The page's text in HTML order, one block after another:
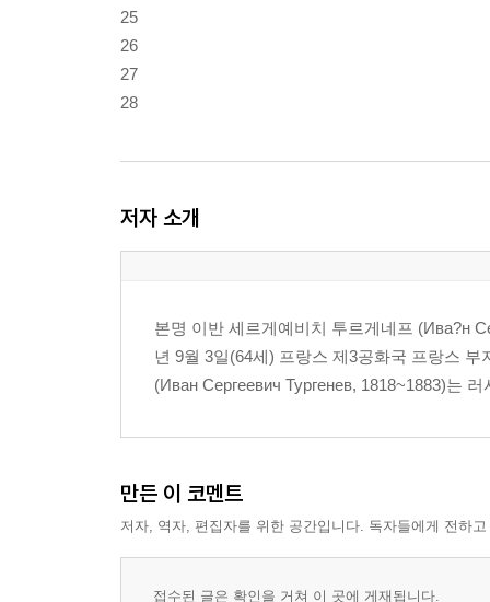
25
26
27
28
저자 소개
본명 이반 세르게예비치 투르게네프 (Ива?н
년 9월 3일(64세) 프랑스 제3공화국 프랑스
(Иван Сергеевич Тургенев, 1818~1883)는
만든 이 코멘트
저자, 역자, 편집자를 위한 공간입니다. 독자들에게 전하
접수된 글은 확인을 거쳐 이 곳에 게재됩니다.